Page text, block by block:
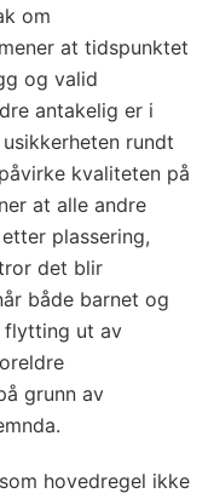
om
mener at tidspunktet
og valid
antakelig er i
rundt
kvaliteten på
at alle andre
plassering,
det blir
både barnet og
flytting ut av
grunn av
hovedregel ikke